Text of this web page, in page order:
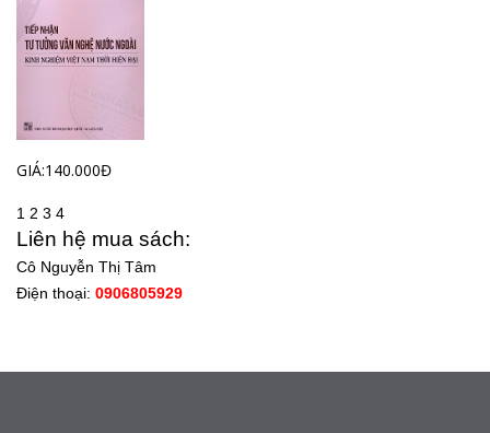
GIÁ:140.000Đ
1 2 3 4
Liên hệ mua sách:
Cô Nguyễn Thị Tâm
Điện thoại: 0906805929